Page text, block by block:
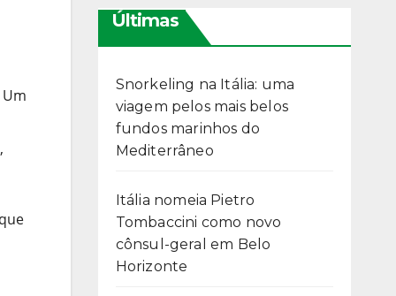
Últimas
Snorkeling na Itália: uma
viagem pelos mais belos
fundos marinhos do
Mediterrâneo
Itália nomeia Pietro
Tombaccini como novo
cônsul-geral em Belo
Horizonte